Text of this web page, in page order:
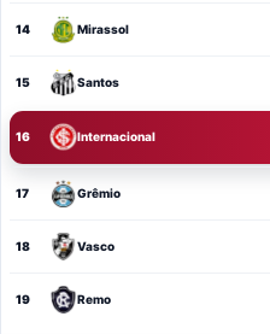
14 Mirassol
15 Santos
16 Internacional
17 Grêmio
18 Vasco
19 Remo